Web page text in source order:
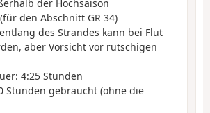
der Hochsaison
den Abschnitt GR 34)
des Strandes kann bei Flut
aber Vorsicht vor rutschigen
4:25 Stunden
Stunden gebraucht (ohne die